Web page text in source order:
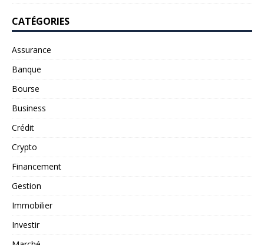
CATÉGORIES
Assurance
Banque
Bourse
Business
Crédit
Crypto
Financement
Gestion
Immobilier
Investir